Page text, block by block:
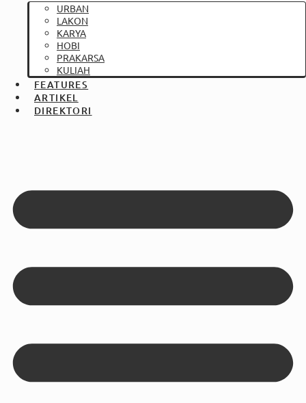
URBAN
LAKON
KARYA
HOBI
PRAKARSA
KULIAH
FEATURES
ARTIKEL
DIREKTORI